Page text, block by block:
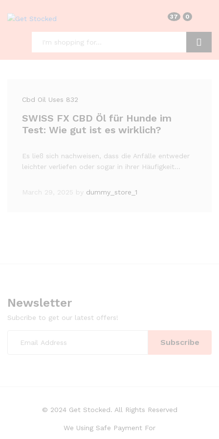
37 0
Cbd Oil Uses 832
SWISS FX CBD Öl für Hunde im
Test: Wie gut ist es wirklich?
Es ließ sich nachweisen, dass die Anfälle entweder
leichter verliefen oder sogar in ihrer Häufigkeit…
March 29, 2025 by dummy_store_1
Newsletter
Subcribe to get our latest offers!
© 2024 Get Stocked. All Rights Reserved
We Using Safe Payment For